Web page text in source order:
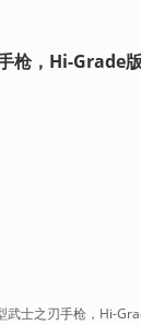
枪，Hi-Grade
武士之刃手枪，Hi-